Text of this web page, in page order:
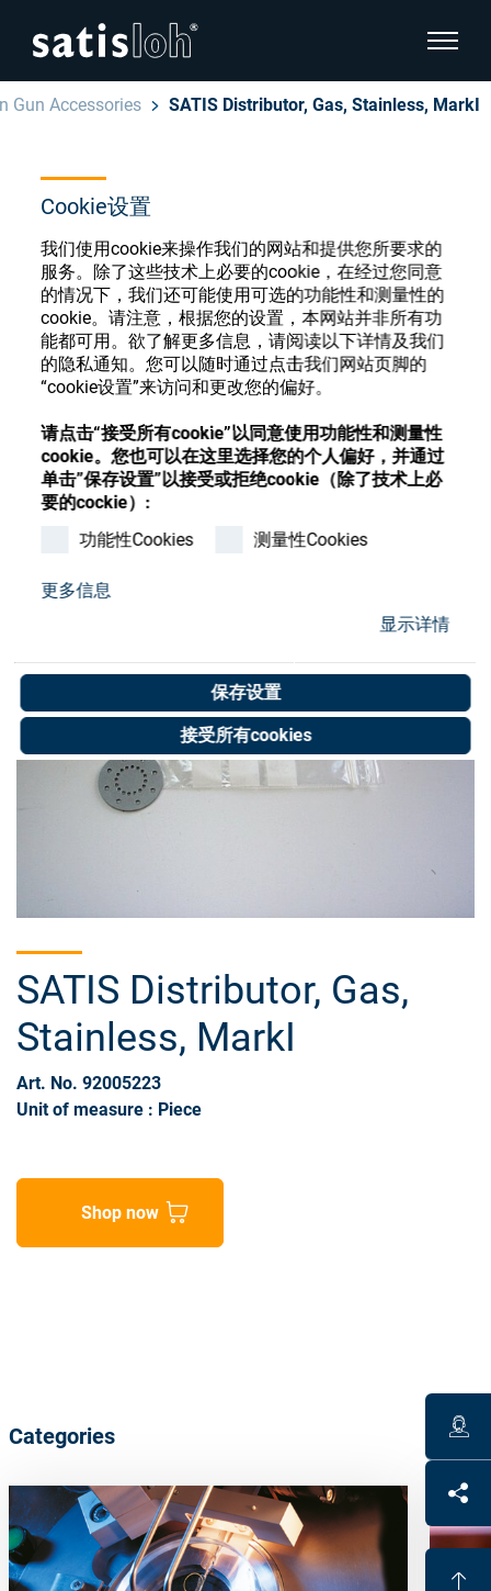
Cookie设置
我们使用cookie来操作我们的网站和提供您所要求的
服务。除了这些技术上必要的cookie，在经过您同意
的情况下，我们还可能使用可选的功能性和测量性的
cookie。请注意，根据您的设置，本网站并非所有功
能都可用。欲了解更多信息，请阅读以下详情及我们
的隐私通知。您可以随时通过点击我们网站页脚的
“cookie设置”来访问和更改您的偏好。
请点击“接受所有cookie”以同意使用功能性和测量性
cookie。您也可以在这里选择您的个人偏好，并通过
单击”保存设置”以接受或拒绝cookie（除了技术上必
要的cockie）:
功能性Cookies
测量性Cookies
更多信息
显示详情
保存设置
接受所有cookies
显示页
眼镜光学
精密光学
加入我们
Store
English
Deutsch
Español
Français
Gun Accessories SATIS Distributor, Gas, Stainless, MarkI
眼镜光学耗材商店
注册或登录以访问您的帐户，并了解我们的各
种眼镜光学耗材
注册 登录
SATIS Distributor, Gas,
Stainless, MarkI
Art. No. 92005223
Unit of measure : Piece
Shop now
Categories